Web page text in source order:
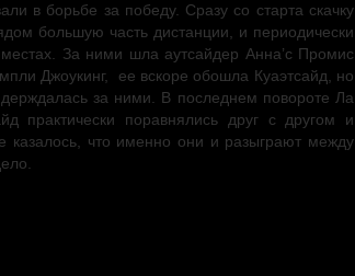
в борьбе за победу. Сразу со старта скачку
большую часть дистанции, и периодически
За ними шла аутсайдер Анна’с Промис
Джоукинг, ее вскоре обошла Куаэтсайд, но
за ними. В последнем повороте Ла
практически поравнялись друг с другом и
что именно они и разыграют между